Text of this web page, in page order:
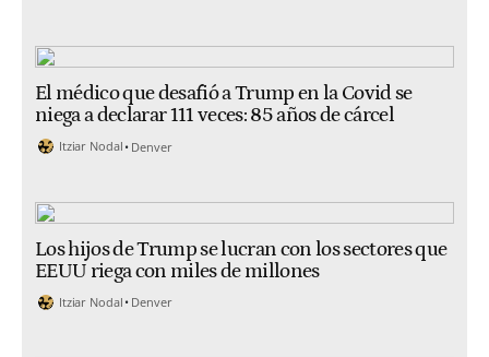
El médico que desafió a Trump en la Covid se
niega a declarar 111 veces: 85 años de cárcel
Itziar Nodal Denver
Los hijos de Trump se lucran con los sectores que
EEUU riega con miles de millones
Itziar Nodal Denver